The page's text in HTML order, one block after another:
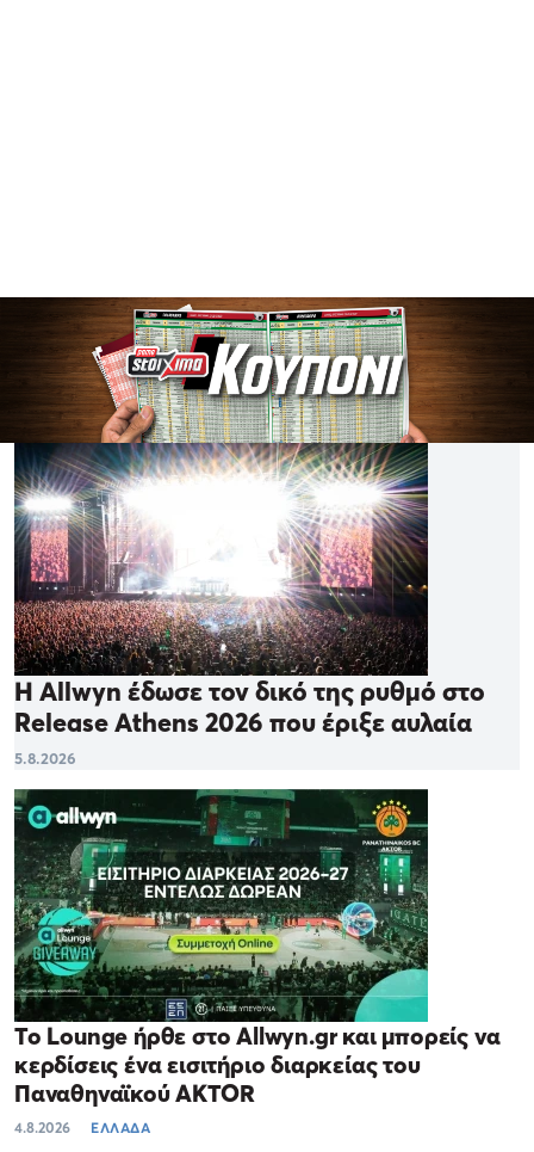
Η Allwyn έδωσε τον δικό της ρυθμό στο
Release Athens 2026 που έριξε αυλαία
5.8.2026
Το Lounge ήρθε στο Allwyn.gr και μπορείς να
κερδίσεις ένα εισιτήριο διαρκείας του
Παναθηναϊκού AKTOR
4.8.2026 ΕΛΛΑΔΑ